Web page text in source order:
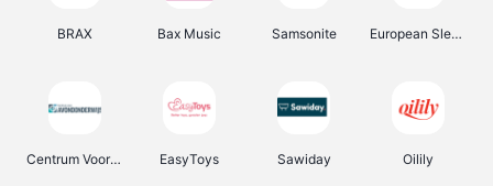
BRAX Bax Music Samsonite European Sleeper
Centrum Voor Avondonderwijs EasyToys Sawiday Oilily